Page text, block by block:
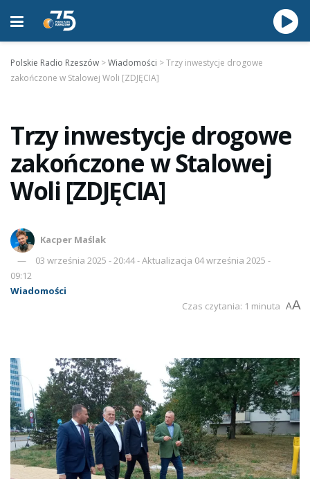
Polskie Radio Rzeszów >Wiadomości >Trzy inwestycje drogowe
zakończone w Stalowej Woli [ZDJĘCIA]
Trzy inwestycje drogowe
zakończone w Stalowej
Woli [ZDJĘCIA]
Kacper Maślak
03 września 2025 - 20:44 - Aktualizacja 04 września 2025 -
09:12
Wiadomości
Czas czytania: 1 minuta AA